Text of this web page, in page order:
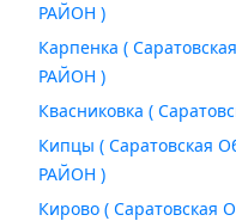
РАЙОН )
Карпенка (
РАЙОН )
Квасниковка (
Кипцы ( Саратовская
РАЙОН )
Кирово ( Саратовская